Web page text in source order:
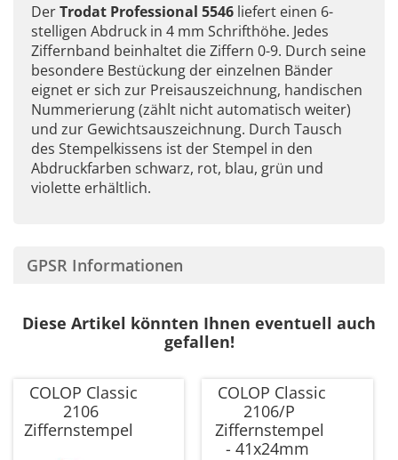
DerTrodat Professional 5546 liefert einen 6-
stelligen Abdruck in 4 mm Schrifthöhe. Jedes
Ziffernband beinhaltet die Ziffern 0-9. Durch seine
besondere Bestückung der einzelnen Bänder
eignet er sich zur Preisauszeichnung, handischen
Nummerierung (zählt nicht automatisch weiter)
und zur Gewichtsauszeichnung. Durch Tausch
des Stempelkissens ist der Stempel in den
Abdruckfarben schwarz, rot, blau, grün und
violette erhältlich.
GPSR Informationen
Diese Artikel könnten Ihnen eventuell auch
gefallen!
COLOP Classic
2106
Ziffernstempel
COLOP Classic
2106/P
Ziffernstempel
- 41x24mm